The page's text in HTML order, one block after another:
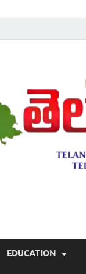
, తాజా వార్తలు ,
EDUCATION